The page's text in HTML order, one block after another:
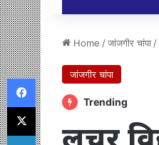
Home /जांजगीर चांपा /
जांजगीर चांपा
Trending
Facebook
X
LinkedIn